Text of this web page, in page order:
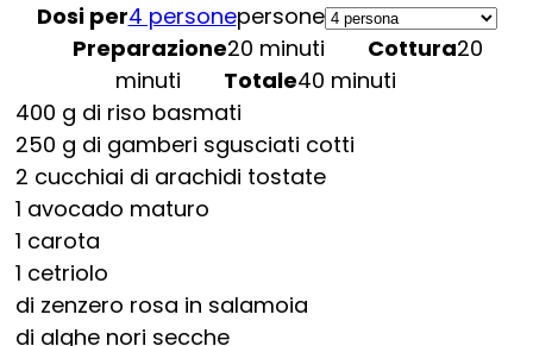
Dosi per4 personepersone
Preparazione20 minuti Cottura20
minuti
Totale40 minuti
400 g di riso basmati
250 g di gamberi sgusciati cotti
2 cucchiai di arachidi tostate
1 avocado maturo
1 carota
1 cetriolo
di zenzero rosa in salamoia
di alghe nori secche